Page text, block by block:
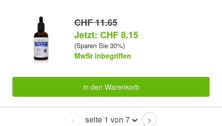
CHF 11.65
Jetzt: CHF 8.15
(Sparen Sie 30%)
MwSt inbegriffen
in den Warenkorb
< seite 1 von 7 >